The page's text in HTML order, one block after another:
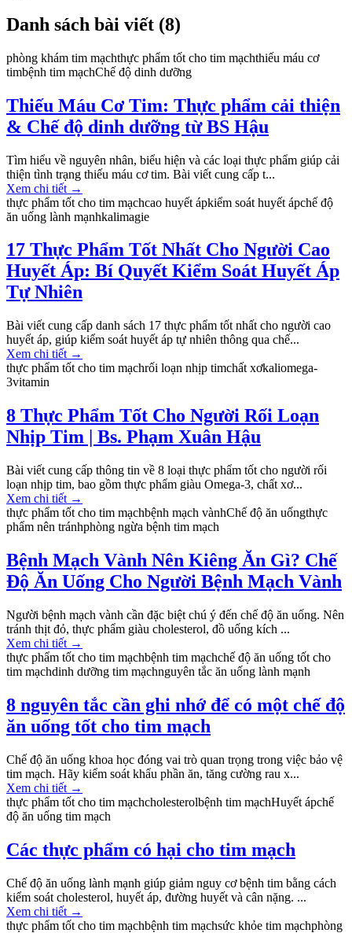
Danh sách bài viết (8)
phòng khám tim mạchthực phẩm tốt cho tim mạchthiếu máu cơ
timbệnh tim mạchChế độ dinh dưỡng
Thiếu Máu Cơ Tim: Thực phẩm cải thiện
& Chế độ dinh dưỡng từ BS Hậu
Tìm hiểu về nguyên nhân, biểu hiện và các loại thực phẩm giúp cải
thiện tình trạng thiếu máu cơ tim. Bài viết cung cấp t...
Xem chi tiết →
thực phẩm tốt cho tim mạchcao huyết ápkiểm soát huyết ápchế độ
ăn uống lành mạnhkalimagie
17 Thực Phẩm Tốt Nhất Cho Người Cao
Huyết Áp: Bí Quyết Kiểm Soát Huyết Áp
Tự Nhiên
Bài viết cung cấp danh sách 17 thực phẩm tốt nhất cho người cao
huyết áp, giúp kiểm soát huyết áp tự nhiên thông qua chế...
Xem chi tiết →
thực phẩm tốt cho tim mạchrối loạn nhịp timchất xơkaliomega-
3vitamin
8 Thực Phẩm Tốt Cho Người Rối Loạn
Nhịp Tim | Bs. Phạm Xuân Hậu
Bài viết cung cấp thông tin về 8 loại thực phẩm tốt cho người rối
loạn nhịp tim, bao gồm thực phẩm giàu Omega-3, chất xơ...
Xem chi tiết →
thực phẩm tốt cho tim mạchbệnh mạch vànhChế độ ăn uốngthực
phẩm nên tránhphòng ngừa bệnh tim mạch
Bệnh Mạch Vành Nên Kiêng Ăn Gì? Chế
Độ Ăn Uống Cho Người Bệnh Mạch Vành
Người bệnh mạch vành cần đặc biệt chú ý đến chế độ ăn uống. Nên
tránh thịt đỏ, thực phẩm giàu cholesterol, đồ uống kích ...
Xem chi tiết →
thực phẩm tốt cho tim mạchbệnh tim mạchchế độ ăn uống tốt cho
tim mạchdinh dưỡng tim mạchnguyên tắc ăn uống lành mạnh
8 nguyên tắc cần ghi nhớ để có một chế độ
ăn uống tốt cho tim mạch
Chế độ ăn uống khoa học đóng vai trò quan trọng trong việc bảo vệ
tim mạch. Hãy kiểm soát khẩu phần ăn, tăng cường rau x...
Xem chi tiết →
thực phẩm tốt cho tim mạchcholesterolbệnh tim mạchHuyết ápchế
độ ăn uống tim mạch
Các thực phẩm có hại cho tim mạch
Chế độ ăn uống lành mạnh giúp giảm nguy cơ bệnh tim bằng cách
kiểm soát cholesterol, huyết áp, đường huyết và cân nặng. ...
Xem chi tiết →
thực phẩm tốt cho tim mạchbệnh tim mạchsức khỏe tim mạchphòng